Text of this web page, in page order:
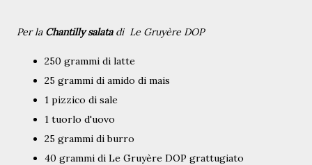
Per la Chantilly salatadi Le Gruyère DOP
250 grammi di latte
25 grammi di amido di mais
1 pizzico di sale
1 tuorlo d'uovo
25 grammi di burro
40 grammi di Le Gruyère DOP grattugiato